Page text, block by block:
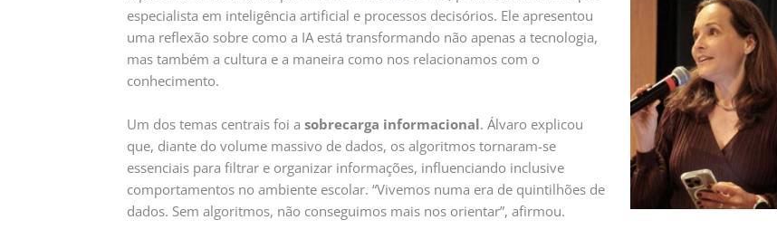
especialista em inteligência artificial e processos decisórios. Ele apresentou
uma reflexão sobre como a IA está transformando não apenas a tecnologia,
mas também a cultura e a maneira como nos relacionamos com o
conhecimento.
Um dos temas centrais foi a sobrecarga informacional. Álvaro explicou
que, diante do volume massivo de dados, os algoritmos tornaram-se
essenciais para filtrar e organizar informações, influenciando inclusive
comportamentos no ambiente escolar. “Vivemos numa era de quintilhões de
dados. Sem algoritmos, não conseguimos mais nos orientar”, afirmou.